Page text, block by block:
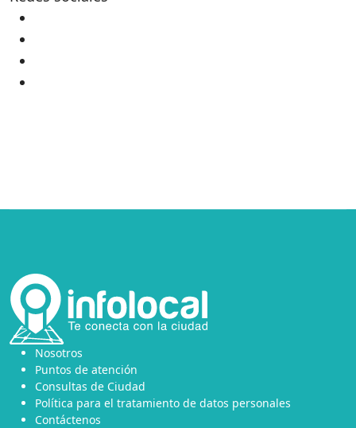
Nosotros
Puntos de atención
Consultas de Ciudad
Política para el tratamiento de datos personales
Contáctenos